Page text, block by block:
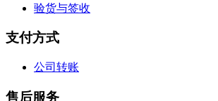
验货与签收
支付方式
公司转账
售后服务